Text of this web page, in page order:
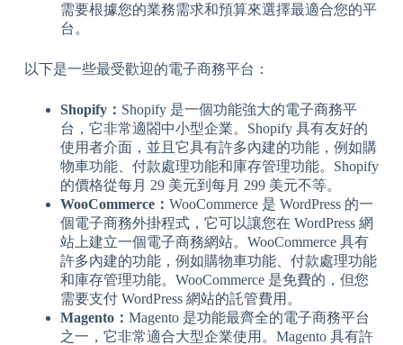
需要根據您的業務需求和預算來選擇最適合您的平
台。
以下是一些最受歡迎的電子商務平台：
Shopify： Shopify 是一個功能強大的電子商務平
台，它非常適閤中小型企業。Shopify 具有友好的
使用者介面，並且它具有許多內建的功能，例如購
物車功能、付款處理功能和庫存管理功能。Shopify
的價格從每月 29 美元到每月 299 美元不等。
WooCommerce： WooCommerce 是 WordPress 的一
個電子商務外掛程式，它可以讓您在 WordPress 網
站上建立一個電子商務網站。WooCommerce 具有
許多內建的功能，例如購物車功能、付款處理功能
和庫存管理功能。WooCommerce 是免費的，但您
需要支付 WordPress 網站的託管費用。
Magento： Magento 是功能最齊全的電子商務平台
之一，它非常適合大型企業使用。Magento 具有許